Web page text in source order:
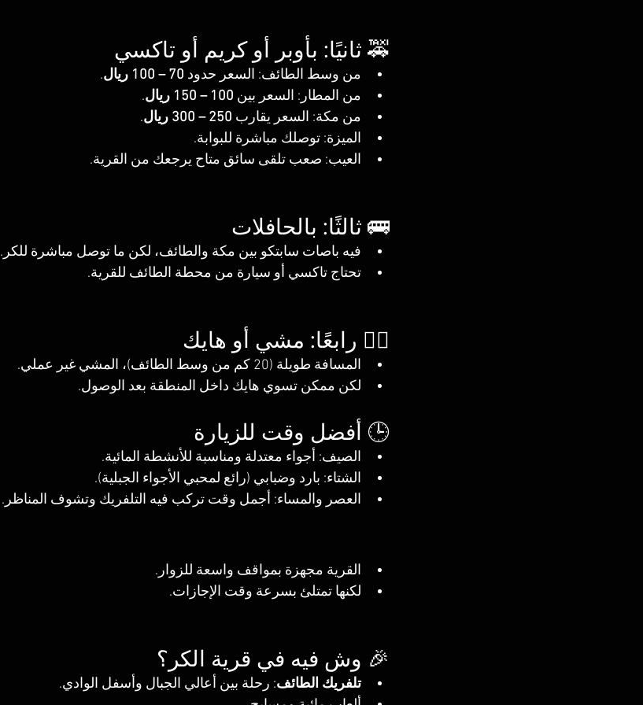
🚕 ثانيًا: بأوبر أو كريم أو تاكسي
من وسط الطائف: السعر حدود 70 – 100 ريال
.
من المطار: السعر بين 100 – 150 ريال
.
من مكة: السعر يقارب 250 – 300 ريال
.
الميزة: توصلك مباشرة للبوابة.
العيب: صعب تلقى سائق متاح يرجعك من القرية.
🚌 ثالثًا: بالحافلات
فيه باصات سابتكو بين مكة والطائف، لكن ما توصل مباشرة للكر.
تحتاج تاكسي أو سيارة من محطة الطائف للقرية.
🚶‍♂️ رابعًا: مشي أو هايك
المسافة طويلة (20 كم من وسط الطائف)، المشي غير عملي.
لكن ممكن تسوي هايك داخل المنطقة بعد الوصول.
🕒 أفضل وقت للزيارة
الصيف: أجواء معتدلة ومناسبة للأنشطة المائية.
الشتاء: بارد وضبابي (رائع لمحبي الأجواء الجبلية).
العصر والمساء: أجمل وقت تركب فيه التلفريك وتشوف المناظر.
القرية مجهزة بمواقف واسعة للزوار.
لكنها تمتلئ بسرعة وقت الإجازات.
🎉 وش فيه في قرية الكر؟
تلفريك الطائف: رحلة بين أعالي الجبال وأسفل الوادي.